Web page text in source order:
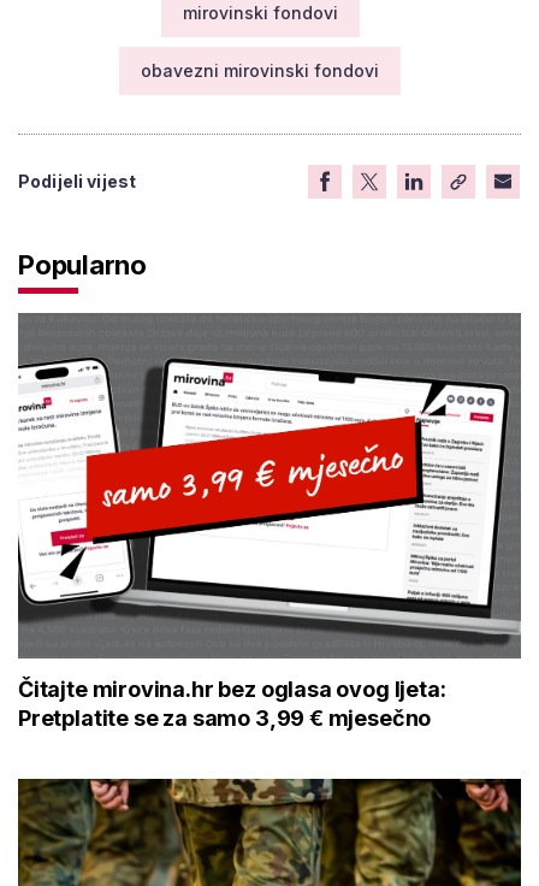
mirovinski fondovi
obavezni mirovinski fondovi
Podijeli vijest
Popularno
Čitajte mirovina.hr bez oglasa ovog ljeta:
Pretplatite se za samo 3,99 € mjesečno